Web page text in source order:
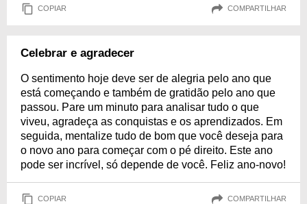
COPIAR COMPARTILHAR
Celebrar e agradecer
O sentimento hoje deve ser de alegria pelo ano que
está começando e também de gratidão pelo ano que
passou. Pare um minuto para analisar tudo o que
viveu, agradeça as conquistas e os aprendizados. Em
seguida, mentalize tudo de bom que você deseja para
o novo ano para começar com o pé direito. Este ano
pode ser incrível, só depende de você. Feliz ano-novo!
COPIAR COMPARTILHAR